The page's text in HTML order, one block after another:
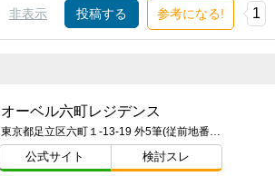
非表示 投稿する 参考になる! 1
オーベル六町レジデンス
東京都足立区六町１-13-19 外5筆(従前地番)ほか
公式サイト 検討スレ